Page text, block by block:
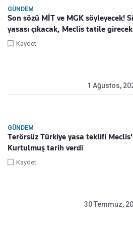
GÜNDEM
Son sözü MİT ve MGK söyleyecek!
yasası çıkacak, Meclis tatile girecek
Kaydet
1 Ağustos,
GÜNDEM
Terörsüz Türkiye yasa teklifi
Kurtulmuş tarih verdi
Kaydet
30 Temmuz,